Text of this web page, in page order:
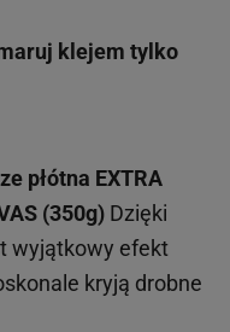
klejem tylko
płótna EXTRA
(350g) Dzięki
wyjątkowy efekt
kryją drobne